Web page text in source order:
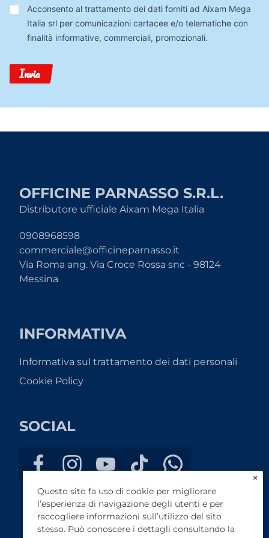
Trattamento
Dati
Acconsento al trattamento dei dati forniti ad Aixam Mega
Italia srl per comunicazioni cartacee e/o telematiche con
finalità informative, commerciali, promozionali.
Invia
OFFICINE PARNASSO S.R.L.
Distributore ufficiale Aixam Mega Italia
0908968598
commerciale@officineparnasso.it
Via Roma ang. Via Croce Rossa snc - 98124
Messina
INFORMATIVA
Informativa sul trattamento dei dati personali
Cookie Policy
SOCIAL
×
Questo sito fa uso di cookie per migliorare
l’esperienza di navigazione degli utenti e per
raccogliere informazioni sull’utilizzo del sito
stesso. Può conoscere i dettagli consultando la